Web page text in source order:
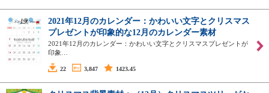
2021年12月のカレンダー：かわいい文字とクリスマス
プレゼントが印象的な12月のカレンダー素材
2021年12月のカレンダー：かわいい文字とクリスマスプレゼントが
印象…
22 3,847 1423.45